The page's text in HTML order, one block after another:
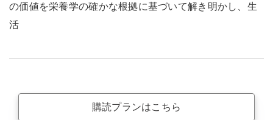
の価値を栄養学の確かな根拠に基づいて解き明かし、生
活
購読プランはこちら